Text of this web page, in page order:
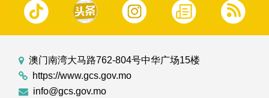
澳门南湾大马路762-804号中华广场15楼
https://www.gcs.gov.mo
info@gcs.gov.mo